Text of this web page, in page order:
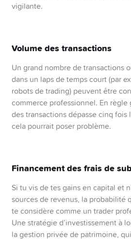
vigilante.
Volume des transactions
Un grand nombre de transactions
dans un laps de temps court (par
robots de trading) peuvent être
commerce professionnel. En
des transactions dépasse cinq fois
cela pourrait poser problème.
Financement des frais de
Si tu vis de tes gains en capital et
sources de revenus, la probabilité
te considère comme un trader
Une stratégie d’investissement à
la gestion privée de patrimoine,